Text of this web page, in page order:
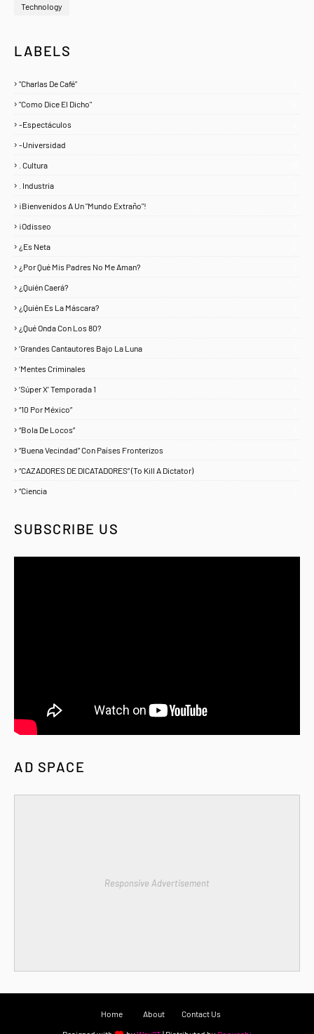
Technology
LABELS
"Charlas De Café"
"Como Dice El Dicho"
-Espectáculos
-Universidad
. Cultura
. Industria
¡Bienvenidos A Un "Mundo Extraño"!
¡Odisseo
¿Es Neta
¿Por Qué Mis Padres No Me Aman?
¿Quién Caerá?
¿Quién Es La Máscara?
¿Qué Onda Con Los 80?
‘Grandes Cantautores Bajo La Luna
‘Mentes Criminales
‘Súper X’ Temporada 1
“10 Por México”
“Bola De Locos”
“Buena Vecindad” Con Países Fronterizos
“CAZADORES DE DICATADORES” (To Kill A Dictator)
“Ciencia
SUBSCRIBE US
AD SPACE
Responsive Advertisement
Home About Contact Us